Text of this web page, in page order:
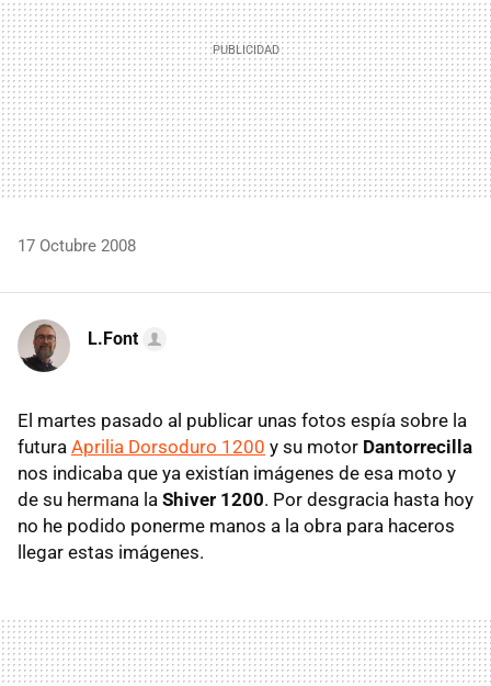
17 Octubre 2008
L.Font
El martes pasado al publicar unas fotos espía sobre la
futura Aprilia Dorsoduro 1200 y su motor Dantorrecilla
nos indicaba que ya existían imágenes de esa moto y
de su hermana la Shiver 1200. Por desgracia hasta hoy
no he podido ponerme manos a la obra para haceros
llegar estas imágenes.